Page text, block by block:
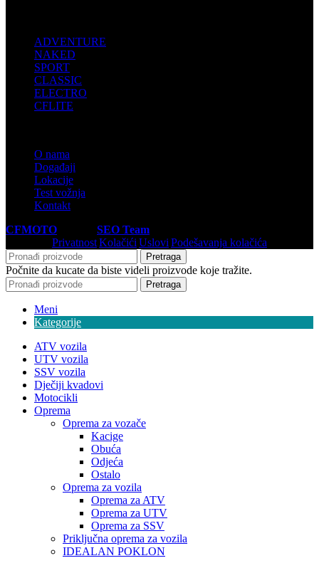
ADVENTURE
NAKED
SPORT
CLASSIC
ELECTRO
CFLITE
O nama
Događaji
Lokacije
Test vožnja
Kontakt
CFMOTO
SEO Team
PrivatnostKolačići Uslovi Podešavanja kolačića
Pretraga
Počnite da kucate da biste videli proizvode koje tražite.
Pretraga
Meni
Kategorije
ATV vozila
UTV vozila
SSV vozila
Dječiji kvadovi
Motocikli
Oprema
Oprema za vozače
Kacige
Obuća
Odjeća
Ostalo
Oprema za vozila
Oprema za ATV
Oprema za UTV
Oprema za SSV
Priključna oprema za vozila
IDEALAN POKLON